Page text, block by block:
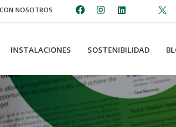
NOSOTROS
INSTALACIONES SOSTENIBILIDAD